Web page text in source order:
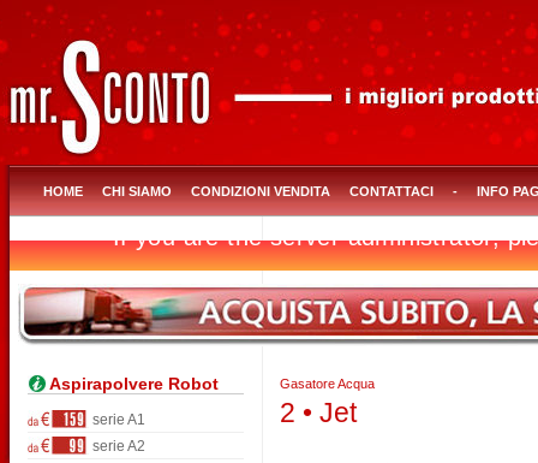
HOME CHI SIAMO CONDIZIONI VENDITA CONTATTACI - INFO
Aspirapolvere Robot
serie A1
serie A2
Gasatore Acqua
2 • Jet